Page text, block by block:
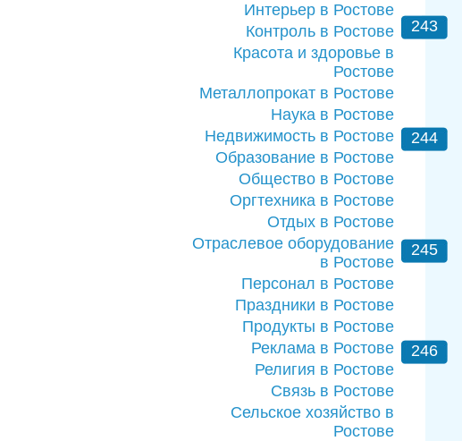
Интерьер в Ростове
Контроль в Ростове
Красота и здоровье в
Ростове
Металлопрокат в Ростове
Наука в Ростове
Недвижимость в Ростове
Образование в Ростове
Общество в Ростове
Оргтехника в Ростове
Отдых в Ростове
Отраслевое оборудование
в Ростове
Персонал в Ростове
Праздники в Ростове
Продукты в Ростове
Реклама в Ростове
Религия в Ростове
Связь в Ростове
Сельское хозяйство в
Ростове
243
244
245
246